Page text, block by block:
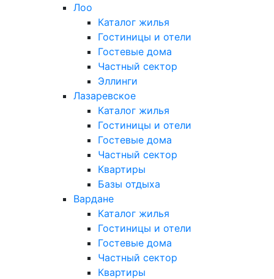
Лоо
Каталог жилья
Гостиницы и отели
Гостевые дома
Частный сектор
Эллинги
Лазаревское
Каталог жилья
Гостиницы и отели
Гостевые дома
Частный сектор
Квартиры
Базы отдыха
Вардане
Каталог жилья
Гостиницы и отели
Гостевые дома
Частный сектор
Квартиры